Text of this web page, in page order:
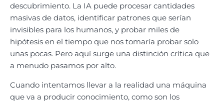
descubrimiento. La IA puede procesar cantidades
masivas de datos, identificar patrones que serían
invisibles para los humanos, y probar miles de
hipótesis en el tiempo que nos tomaría probar solo
unas pocas. Pero aquí surge una distinción crítica que
a menudo pasamos por alto.
Cuando intentamos llevar a la realidad una máquina
que va a producir conocimiento, como son los